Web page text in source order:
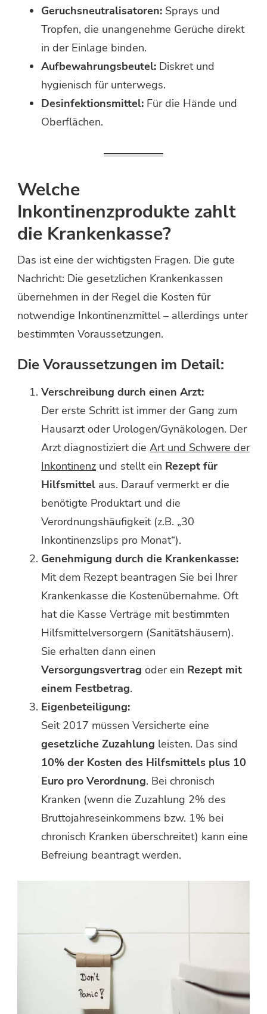
Geruchsneutralisatoren: Sprays und
Tropfen, die unangenehme Gerüche direkt
in der Einlage binden.
Aufbewahrungsbeutel: Diskret und
hygienisch für unterwegs.
Desinfektionsmittel: Für die Hände und
Oberflächen.
Welche
Inkontinenzprodukte zahlt
die Krankenkasse?
Das ist eine der wichtigsten Fragen. Die gute
Nachricht: Die gesetzlichen Krankenkassen
übernehmen in der Regel die Kosten für
notwendige Inkontinenzmittel – allerdings unter
bestimmten Voraussetzungen.
Die Voraussetzungen im Detail:
Verschreibung durch einen Arzt:
Der erste Schritt ist immer der Gang zum
Hausarzt oder Urologen/Gynäkologen. Der
Arzt diagnostiziert die Art und Schwere der
Inkontinenz und stellt ein Rezept für
Hilfsmittel aus. Darauf vermerkt er die
benötigte Produktart und die
Verordnungshäufigkeit (z.B. „30
Inkontinenzslips pro Monat“).
Genehmigung durch die Krankenkasse:
Mit dem Rezept beantragen Sie bei Ihrer
Krankenkasse die Kostenübernahme. Oft
hat die Kasse Verträge mit bestimmten
Hilfsmittelversorgern (Sanitätshäusern).
Sie erhalten dann einen
Versorgungsvertrag oder ein Rezept mit
einem Festbetrag.
Eigenbeteiligung:
Seit 2017 müssen Versicherte eine
gesetzliche Zuzahlung leisten. Das sind
10% der Kosten des Hilfsmittels plus 10
Euro pro Verordnung. Bei chronisch
Kranken (wenn die Zuzahlung 2% des
Bruttojahreseinkommens bzw. 1% bei
chronisch Kranken überschreitet) kann eine
Befreiung beantragt werden.